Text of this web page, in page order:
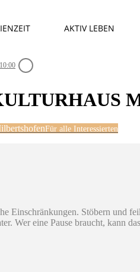
AKTIV LEBEN
Für alle Interessierten
Einschränkungen. Stöbern und
Wer eine Pause braucht, kann